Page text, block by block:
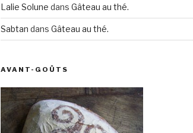
Lalie Solune dans Gâteau au thé.
Sabtan dans Gâteau au thé.
AVANT-GOÛTS